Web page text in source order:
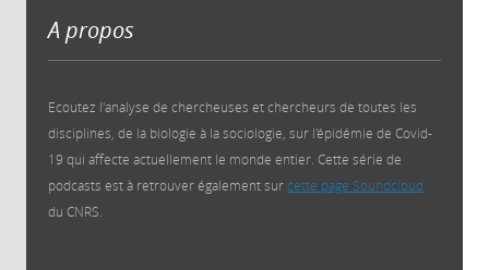
A propos
Ecoutez l'analyse de chercheuses et chercheurs de toutes les
disciplines, de la biologie à la sociologie, sur l'épidémie de Covid-
19 qui affecte actuellement le monde entier. Cette série de
podcasts est à retrouver également surcette page Soundcloud
du CNRS.